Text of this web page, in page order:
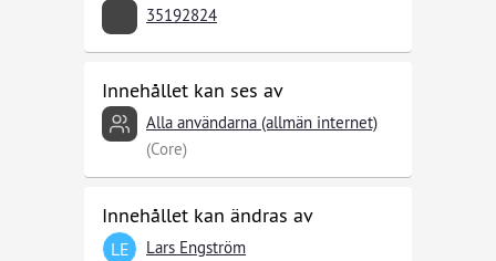
35192824
Innehållet kan ses av
Alla användarna (allmän internet)
(Core)
Innehållet kan ändras av
LE Lars Engström